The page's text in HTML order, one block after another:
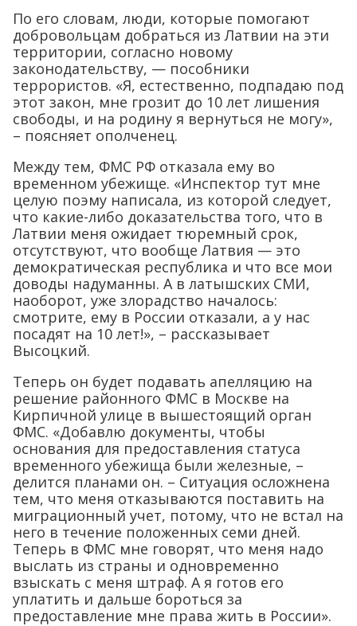
По его словам, люди, которые помогают
добровольцам добраться из Латвии на эти
территории, согласно новому
законодательству, — пособники
террористов. «Я, естественно, подпадаю под
этот закон, мне грозит до 10 лет лишения
свободы, и на родину я вернуться не могу»,
– поясняет ополченец.
Между тем, ФМС РФ отказала ему во
временном убежище. «Инспектор тут мне
целую поэму написала, из которой следует,
что какие-либо доказательства того, что в
Латвии меня ожидает тюремный срок,
отсутствуют, что вообще Латвия — это
демократическая республика и что все мои
доводы надуманны. А в латышских СМИ,
наоборот, уже злорадство началось:
смотрите, ему в России отказали, а у нас
посадят на 10 лет!», – рассказывает
Высоцкий.
Теперь он будет подавать апелляцию на
решение районного ФМС в Москве на
Кирпичной улице в вышестоящий орган
ФМС. «Добавлю документы, чтобы
основания для предоставления статуса
временного убежища были железные, –
делится планами он. – Ситуация осложнена
тем, что меня отказываются поставить на
миграционный учет, потому, что не встал на
него в течение положенных семи дней.
Теперь в ФМС мне говорят, что меня надо
выслать из страны и одновременно
взыскать с меня штраф. А я готов его
уплатить и дальше бороться за
предоставление мне права жить в России».